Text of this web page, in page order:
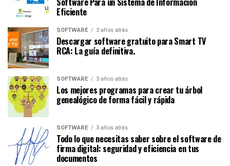
Eficiente
SOFTWARE 3 años atrás
Descargar software gratuito para Smart TV
RCA: La guía definitiva.
SOFTWARE 3 años atrás
Los mejores programas para crear tu árbol
genealógico de forma fácil y rápida
SOFTWARE 3 años atrás
Todo lo que necesitas saber sobre el software de
firma digital: seguridad y eficiencia en tus
documentos